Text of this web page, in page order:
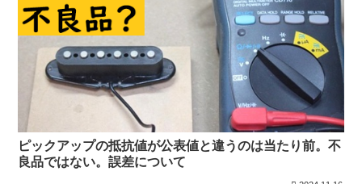
ピックアップの抵抗値が公表値と違うのは当たり前。不
良品ではない。誤差について